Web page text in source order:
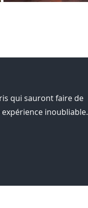
qui sauront faire de
inoubliable.